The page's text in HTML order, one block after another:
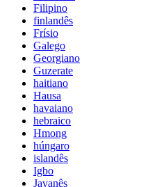
Filipino
finlandês
Frísio
Galego
Georgiano
Guzerate
haitiano
Hausa
havaiano
hebraico
Hmong
húngaro
islandês
Igbo
Javanês